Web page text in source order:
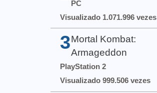
PC
Visualizado 1.071.996 vezes
3 Mortal Kombat:
Armageddon
PlayStation 2
Visualizado 999.506 vezes